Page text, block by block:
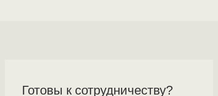
Готовы к сотрудничеству?